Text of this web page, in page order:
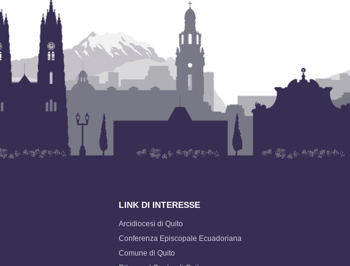
LINK DI INTERESSE
Arcidiocesi di Quito
Conferenza Episcopale Ecuadoriana
Comune di Quito